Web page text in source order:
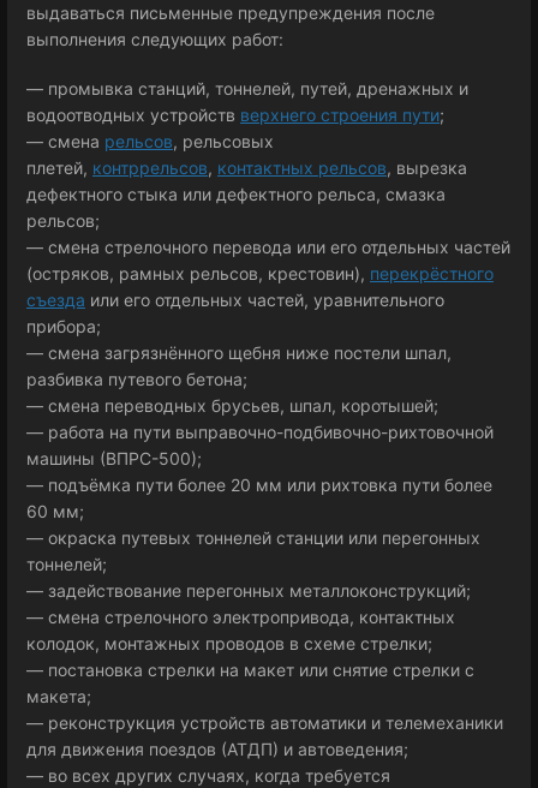
выдаваться письменные предупреждения после
выполнения следующих работ:
— промывка станций, тоннелей, путей, дренажных и
водоотводных устройств верхнего строения пути;
— смена рельсов, рельсовых
плетей, контррельсов, контактных рельсов, вырезка
дефектного стыка или дефектного рельса, смазка
рельсов;
— смена стрелочного перевода или его отдельных частей
(остряков, рамных рельсов, крестовин), перекрёстного
съезда или его отдельных частей, уравнительного
прибора;
— смена загрязнённого щебня ниже постели шпал,
разбивка путевого бетона;
— смена переводных брусьев, шпал, коротышей;
— работа на пути выправочно-подбивочно-рихтовочной
машины (ВПРС-500);
— подъёмка пути более 20 мм или рихтовка пути более
60 мм;
— окраска путевых тоннелей станции или перегонных
тоннелей;
— задействование перегонных металлоконструкций;
— смена стрелочного электропривода, контактных
колодок, монтажных проводов в схеме стрелки;
— постановка стрелки на макет или снятие стрелки с
макета;
— реконструкция устройств автоматики и телемеханики
для движения поездов (АТДП) и автоведения;
— во всех других случаях, когда требуется